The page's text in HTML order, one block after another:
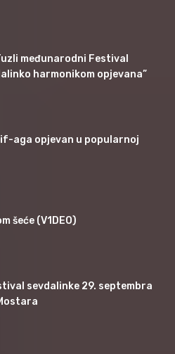
međunarodni Festival
harmonikom opjevana”
aga opjevan u popularnoj
šeće (V1DEO)
sevdalinke 29. septembra